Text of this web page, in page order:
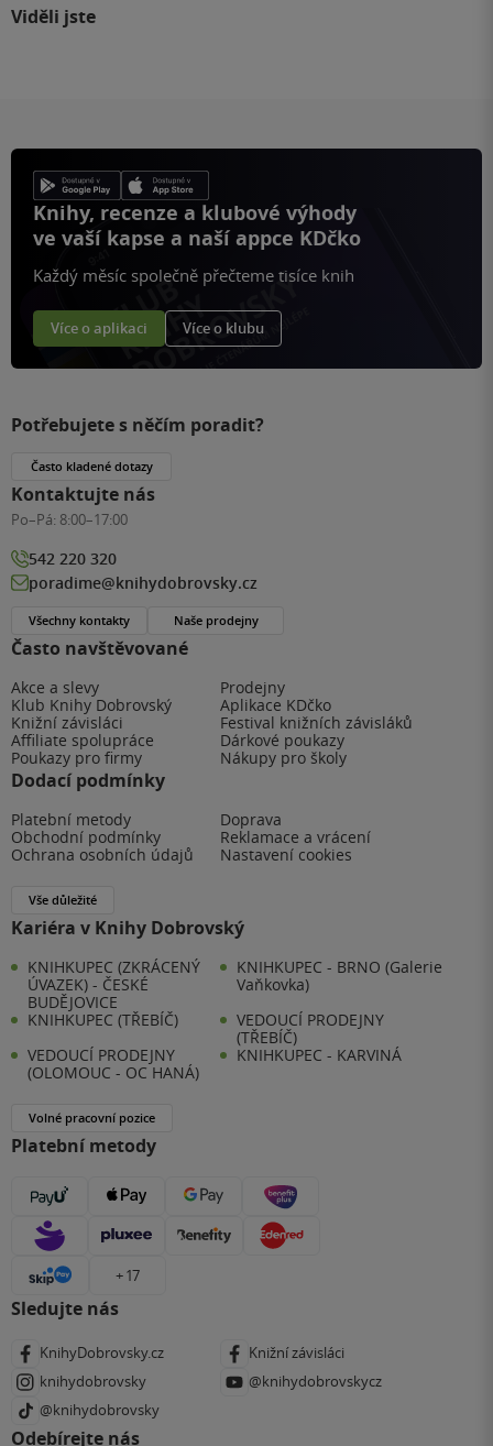
Viděli jste
Knihy, recenze a klubové výhody
ve vaší kapse a naší appce KDčko
Každý měsíc společně přečteme tisíce knih
Více o aplikaci Více o klubu
Často navštěvované
Akce a slevy
Prodejny
Klub Knihy Dobrovský
Aplikace KDčko
Knižní závisláci
Festival knižních závisláků
Affiliate spolupráce
Dárkové poukazy
Poukazy pro firmy
Nákupy pro školy
Dodací podmínky
Platební metody
Doprava
Obchodní podmínky
Reklamace a vrácení
Ochrana osobních údajů
Nastavení cookies
Vše důležité
Kariéra v Knihy Dobrovský
KNIHKUPEC (ZKRÁCENÝ
ÚVAZEK) - ČESKÉ
BUDĚJOVICE
KNIHKUPEC - BRNO (Galerie
Vaňkovka)
KNIHKUPEC (TŘEBÍČ)
VEDOUCÍ PRODEJNY
(TŘEBÍČ)
VEDOUCÍ PRODEJNY
(OLOMOUC - OC HANÁ)
KNIHKUPEC - KARVINÁ
Volné pracovní pozice
Platební metody
+ 17
Sledujte nás
KnihyDobrovsky.cz
Knižní závisláci
knihydobrovsky
@knihydobrovskycz
@knihydobrovsky
Odebírejte nás
Potřebujete s něčím poradit?
Často kladené dotazy
Kontaktujte nás
Po–Pá: 8:00–17:00
542 220 320
poradime@knihydobrovsky.cz
Všechny kontakty Naše prodejny